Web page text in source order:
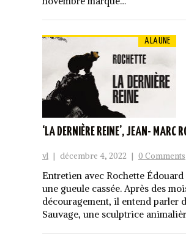
A LA UNE
‘LA DERNIÈRE REINE’, JEAN- MARC
vl | décembre 4, 2022 | 0 Comments
Entretien avec Rochette Édouard
une gueule cassée. Après des
découragement, il entend parler
Sauvage, une sculptrice